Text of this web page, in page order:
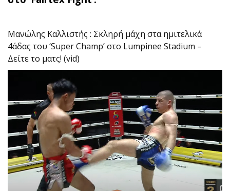
Μανώλης Καλλιστής : Σκληρή μάχη στα ημιτελικά
4άδας του ‘Super Champ’ στο Lumpinee Stadium –
Δείτε το ματς! (vid)